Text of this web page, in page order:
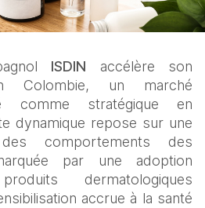
ISDIN accélère son
Colombie, un marché
comme stratégique en
dynamique repose sur une
comportements des
par une adoption
dermatologiques
accrue à la santé